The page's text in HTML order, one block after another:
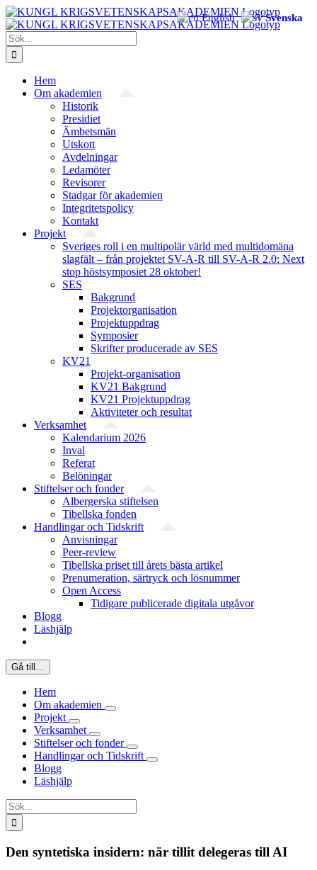
Fortsätt
till
innehållet
Sök
efter:
Hem
Om akademien
Historik
Presidiet
Ämbetsmän
Utskott
Avdelningar
Ledamöter
Revisorer
Stadgar för akademien
Integritetspolicy
Kontakt
Projekt
Sveriges roll i en multipolär värld med multidomäna
slagfält – från projektet SV-A-R till SV-A-R 2.0: Next
stop höstsymposiet 28 oktober!
SES
Bakgrund
Projekt­organisation
Projektuppdrag
Symposier
Skrifter producerade av SES
KV21
Projekt-organisation
KV21 Bakgrund
KV21 Projektuppdrag
Aktiviteter och resultat
Verksamhet
Kalendarium 2026
Inval
Referat
Belöningar
Stiftelser och fonder
Albergerska stiftelsen
Tibellska fonden
Handlingar och Tidskrift
Anvisningar
Peer-review
Tibellska priset till årets bästa artikel
Prenumeration, särtryck och lösnummer
Open Access
Tidigare publicerade digitala utgåvor
Blogg
Läshjälp
Gå till…
Hem
Om akademien
Projekt
Verksamhet
Stiftelser och fonder
Handlingar och Tidskrift
Blogg
Läshjälp
Sök
efter:
Den syntetiska insidern: när tillit delegeras till AI
English Svenska